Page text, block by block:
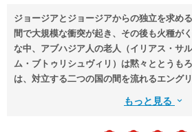
ジョージアとジョージアからの独立を求め
間で大規模な衝突が起き、その後も火種が
な中、アブハジア人の老人（イリアス・サ
ム・ブトゥリシュヴィリ）は黙々ととうも
は、対立する二つの国の間を流れるエング
もっと見る